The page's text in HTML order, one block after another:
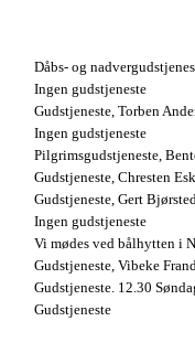
Dåbs- og
Ingen gudstjeneste
Gudstjeneste, Torben
Ingen gudstjeneste
Pilgrimsgudstjeneste,
Gudstjeneste, Chresten
Gudstjeneste, Gert
Ingen gudstjeneste
Vi mødes ved bålhytten i
Gudstjeneste, Vibeke
Gudstjeneste. 12.30
Gudstjeneste